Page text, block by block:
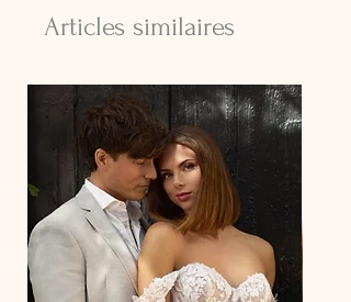
Articles similaires